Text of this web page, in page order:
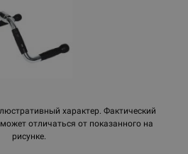
характер. Фактический
отличаться от показанного на
рисунке.